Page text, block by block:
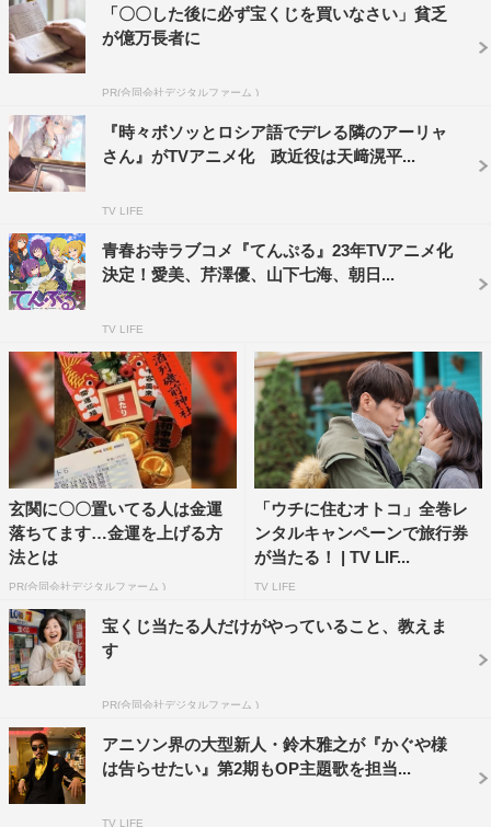
そのアニメ化を記念した今回のスペシャルパックは、既
刊1〜3巻をセットにしたもので、全巻レアイラストを使っ
た新カバーとなっている。さらに各巻のカバー絵の特製ブ
ロマイド（3枚）も封入。3冊セットで1,500円＋税と、お
手頃得価格にもなっている。
さらに、ライトノベル界で人気のイラストレーター＆超
豪華作家による夢のコラボが話題の“俺ガイル”アンソロジ
ーも発売中。ぽんかん⑧と渡航による、完全描き下ろし作
品も収録されており、現在4冊で累計25万部を突破してい
る人気シリーズだ。
＜商品情報＞
『やはり俺の青春ラブコメはまちがっている。』ＴＶアニ
メ化記念スペシャルパック
３冊セット定価：本体1,500円＋税 （※分売不可）
2020年4月17日発売
本書紹介ページ：
https://www.shogakukan.co.jp/books/09451851
『やはり俺の青春ラブコメはまちがっている。アンソロジ
「〇〇した後に必ず宝くじを買いなさい」貧乏
が億万長者に
PR(合同会社デジタルファーム )
『時々ボソッとロシア語でデレる隣のアーリャ
さん』がTVアニメ化 政近役は天﨑滉平...
TV LIFE
青春お寺ラブコメ『てんぷる』23年TVアニメ化
決定！愛美、芹澤優、山下七海、朝日...
TV LIFE
玄関に〇〇置いてる人は金運
落ちてます…金運を上げる方
法とは
PR(合同会社デジタルファーム )
「ウチに住むオトコ」全巻レ
ンタルキャンペーンで旅行券
が当たる！ | TV LIF...
TV LIFE
宝くじ当たる人だけがやっていること、教えま
す
PR(合同会社デジタルファーム )
アニソン界の大型新人・鈴木雅之が『かぐや様
は告らせたい』第2期もOP主題歌を担当...
TV LIFE